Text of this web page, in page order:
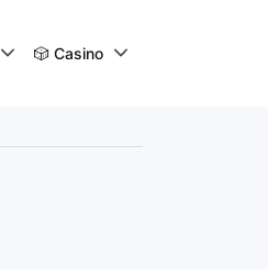
🎲 Casino